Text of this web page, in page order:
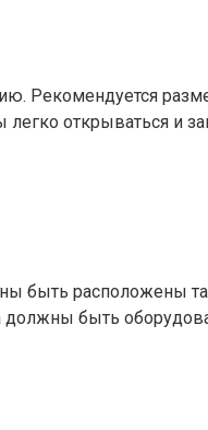
Рекомендуется
открываться и
быть расположены
должны быть